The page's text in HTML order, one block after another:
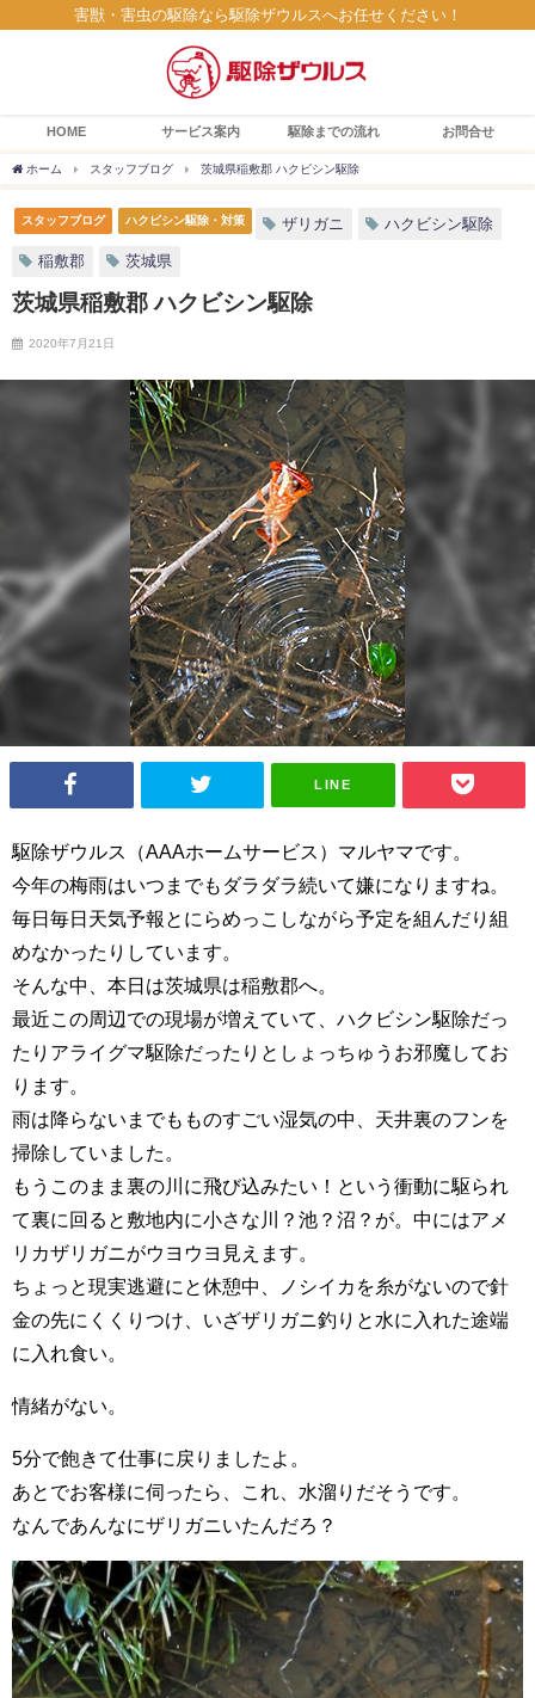
害獣・害虫の駆除なら駆除ザウルスへお任せください！
HOME サービス案内 駆除までの流れ お問合せ
ホーム スタッフブログ 茨城県稲敷郡 ハクビシン駆除
スタッフブログ ハクビシン駆除・対策 ザリガニ ハクビシン駆除
稲敷郡 茨城県
茨城県稲敷郡 ハクビシン駆除
2020年7月21日
LINE
駆除ザウルス（AAAホームサービス）マルヤマです。
今年の梅雨はいつまでもダラダラ続いて嫌になりますね。
毎日毎日天気予報とにらめっこしながら予定を組んだり組
めなかったりしています。
そんな中、本日は茨城県は稲敷郡へ。
最近この周辺での現場が増えていて、ハクビシン駆除だっ
たりアライグマ駆除だったりとしょっちゅうお邪魔してお
ります。
雨は降らないまでもものすごい湿気の中、天井裏のフンを
掃除していました。
もうこのまま裏の川に飛び込みたい！という衝動に駆られ
て裏に回ると敷地内に小さな川？池？沼？が。中にはアメ
リカザリガニがウヨウヨ見えます。
ちょっと現実逃避にと休憩中、ノシイカを糸がないので針
金の先にくくりつけ、いざザリガニ釣りと水に入れた途端
に入れ食い。
情緒がない。
5分で飽きて仕事に戻りましたよ。
あとでお客様に伺ったら、これ、水溜りだそうです。
なんであんなにザリガニいたんだろ？